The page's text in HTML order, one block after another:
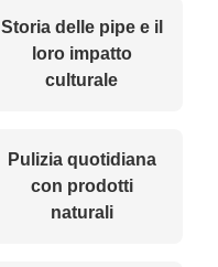
Storia delle pipe e il
loro impatto
culturale
Pulizia quotidiana
con prodotti
naturali